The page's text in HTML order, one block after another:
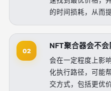
的时间损耗，从而
02
NFT聚合器会不会
会在一定程度上影
化执行路径，可能
交方式，包括更优